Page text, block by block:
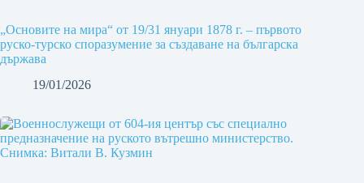
„Основите на мира“ от 19/31 януари 1878 г. – първото
руско-турско споразумение за създаване на българска
държава
19/01/2026